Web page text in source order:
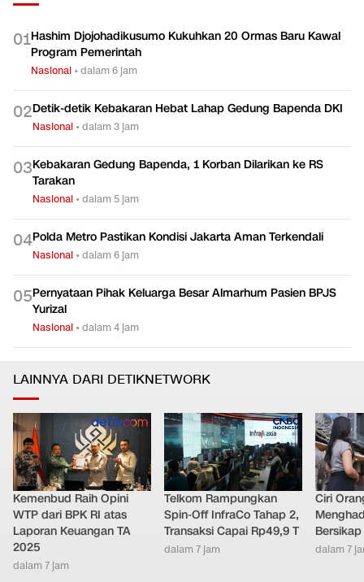
01Hashim Djojohadikusumo Kukuhkan 20 Ormas Baru Kawal
Program Pemerintah
Nasional •dalam 6 jam
02Detik-detik Kebakaran Hebat Lahap Gedung Bapenda DKI
Nasional •dalam 3 jam
03Kebakaran Gedung Bapenda, 1 Korban Dilarikan ke RS
Tarakan
Nasional •dalam 5 jam
04Polda Metro Pastikan Kondisi Jakarta Aman Terkendali
Nasional •dalam 6 jam
05Pernyataan Pihak Keluarga Besar Almarhum Pasien BPJS
Yurizal
Nasional •dalam 4 jam
LAINNYA DARI DETIKNETWORK
Kemenbud Raih Opini
WTP dari BPK RI atas
Laporan Keuangan TA
2025
dalam 7 jam
Telkom Rampungkan
Spin-Off InfraCo Tahap 2,
Transaksi Capai Rp49,9 T
dalam 7 jam
Ciri
dalam 7